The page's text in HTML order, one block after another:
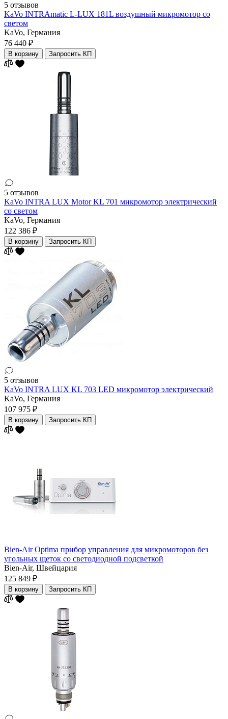
5 отзывов
KaVo INTRAmatic L-LUX 181L воздушный микромотор со
светом
KaVo, Германия
76 440 ₽
В корзину Запросить КП
5 отзывов
KaVo INTRA LUX Motor KL 701 микромотор электрический
со светом
KaVo, Германия
122 386 ₽
В корзину Запросить КП
5 отзывов
KaVo INTRA LUX KL 703 LED микромотор электрический
KaVo, Германия
107 975 ₽
В корзину Запросить КП
Bien-Air Optima прибор управления для микромоторов без
угольных щеток со светодиодной подсветкой
Bien-Air, Швейцария
125 849 ₽
В корзину Запросить КП